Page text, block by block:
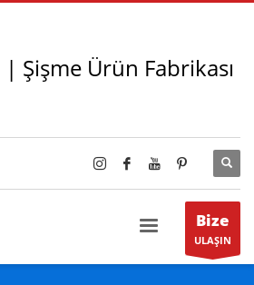
Bize
ULAŞIN